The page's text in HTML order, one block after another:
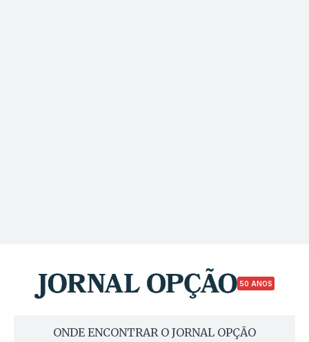
50 ANOS
ONDE ENCONTRAR O JORNAL OPÇÃO